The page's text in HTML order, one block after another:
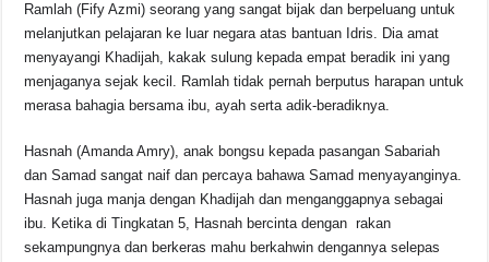
Ramlah (Fify Azmi) seorang yang sangat bijak dan berpeluang untuk
melanjutkan pelajaran ke luar negara atas bantuan Idris. Dia amat
menyayangi Khadijah, kakak sulung kepada empat beradik ini yang
menjaganya sejak kecil. Ramlah tidak pernah berputus harapan untuk
merasa bahagia bersama ibu, ayah serta adik-beradiknya.
Hasnah (Amanda Amry), anak bongsu kepada pasangan Sabariah
dan Samad sangat naif dan percaya bahawa Samad menyayanginya.
Hasnah juga manja dengan Khadijah dan menganggapnya sebagai
ibu. Ketika di Tingkatan 5, Hasnah bercinta dengan rakan
sekampungnya dan berkeras mahu berkahwin dengannya selepas